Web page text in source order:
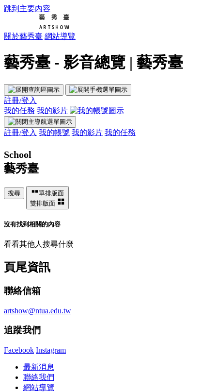
跳到主要內容
關於藝秀臺 網站導覽
藝秀臺 - 影音總覽 | 藝秀臺
註冊/登入
我的任務 我的影片
註冊/登入 我的帳號 我的影片 我的任務
School
藝秀臺
搜尋
單排版面
雙排版面
沒有找到相關的內容
看看其他人搜尋什麼
頁尾資訊
聯絡信箱
artshow@ntua.edu.tw
追蹤我們
Facebook Instagram
最新消息
聯絡我們
網站導覽